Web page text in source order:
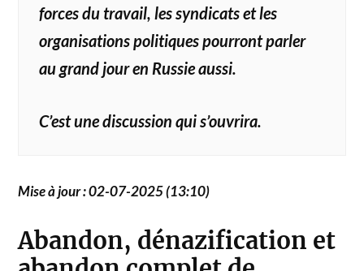
forces du travail, les syndicats et les
organisations politiques pourront parler
au grand jour en Russie aussi.
C’est une discussion qui s’ouvrira.
Mise à jour : 02-07-2025 (13:10)
Abandon, dénazification et